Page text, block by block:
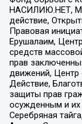
НАСИЛИЮ.НЕТ,
действие,
Правовая
Ерушалаим,
средств
прав
движений, Центр
Действие,
защиты прав
осужденным и их
Серебряная